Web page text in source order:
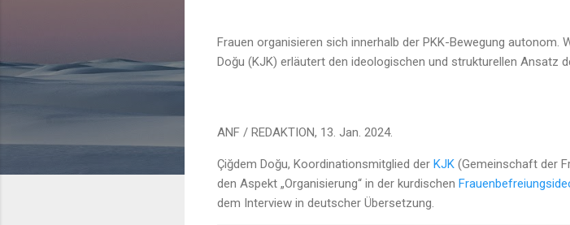
Frauen organisieren sich innerhalb der PKK-Bewegung
Doğu (KJK) erläutert den ideologischen und strukturellen Ansatz
ANF / REDAKTION, 13. Jan. 2024.
Çiğdem Doğu, Koordinationsmitglied der KJK (Gemeinschaft der
den Aspekt „Organisierung“ in der kurdischen
dem Interview in deutscher Übersetzung.